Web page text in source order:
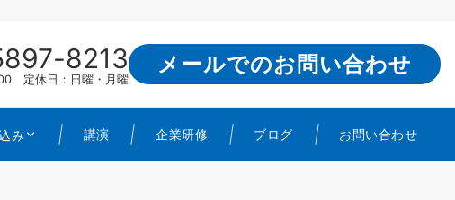
8213
定休日：日曜・月曜
メールでのお問い合わせ
み 講演 企業研修 ブログ お問い合わせ